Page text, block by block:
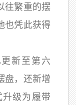
往繁重的摆
也凭此获得
新至第六
盘，还新增
升级为履带